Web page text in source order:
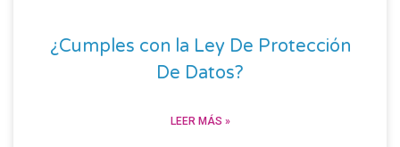
¿Cumples con la Ley De Protección
De Datos?
LEER MÁS »